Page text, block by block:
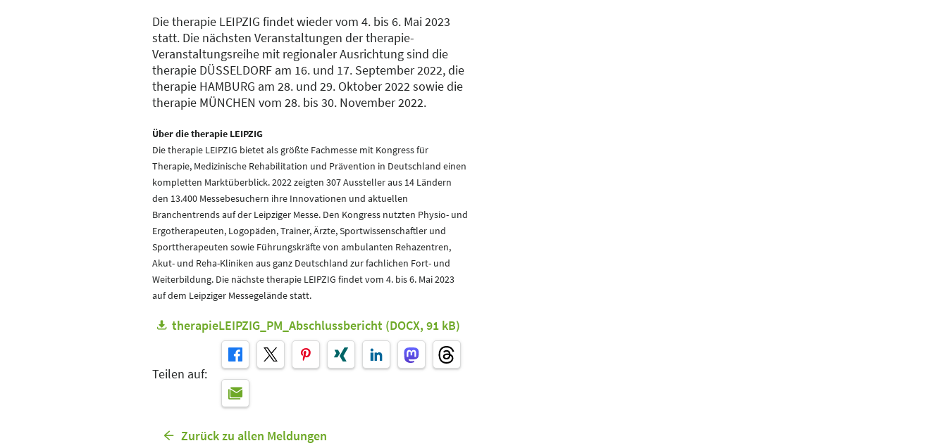
Die therapie LEIPZIG findet wieder vom 4. bis 6. Mai 2023
statt. Die nächsten Veranstaltungen der therapie-
Veranstaltungsreihe mit regionaler Ausrichtung sind die
therapie DÜSSELDORF am 16. und 17. September 2022, die
therapie HAMBURG am 28. und 29. Oktober 2022 sowie die
therapie MÜNCHEN vom 28. bis 30. November 2022.
Über die therapie LEIPZIG
Die therapie LEIPZIG bietet als größte Fachmesse mit Kongress für
Therapie, Medizinische Rehabilitation und Prävention in Deutschland einen
kompletten Marktüberblick. 2022 zeigten 307 Aussteller aus 14 Ländern
den 13.400 Messebesuchern ihre Innovationen und aktuellen
Branchentrends auf der Leipziger Messe. Den Kongress nutzten Physio- und
Ergotherapeuten, Logopäden, Trainer, Ärzte, Sportwissenschaftler und
Sporttherapeuten sowie Führungskräfte von ambulanten Rehazentren,
Akut- und Reha-Kliniken aus ganz Deutschland zur fachlichen Fort- und
Weiterbildung. Die nächste therapie LEIPZIG findet vom 4. bis 6. Mai 2023
auf dem Leipziger Messegelände statt.
therapieLEIPZIG_PM_Abschlussbericht (DOCX, 91 kB)
Teilen auf:
Zurück zu allen Meldungen